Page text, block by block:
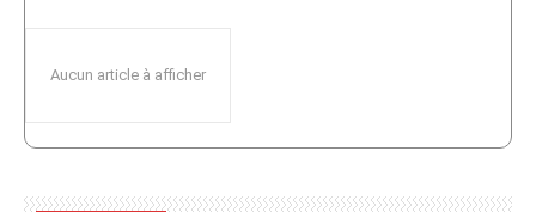
Aucun article à afficher